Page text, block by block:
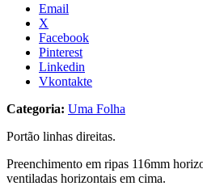
Email
X
Facebook
Pinterest
Linkedin
Vkontakte
Categoria: Uma Folha
Portão linhas direitas.
Preenchimento em ripas 116mm
ventiladas horizontais em cima.